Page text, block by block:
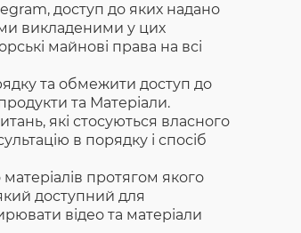
доступ до яких надано
викладеними у цих
майнові права на всі
та обмежити доступ до
та Матеріали.
які стосуються власного
в порядку і спосіб
протягом якого
доступний для
відео та матеріали